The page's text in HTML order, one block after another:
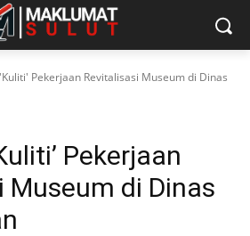
Pekerjaan Revitalisasi Museum di Dinas
Pekerjaan
Museum di Dinas